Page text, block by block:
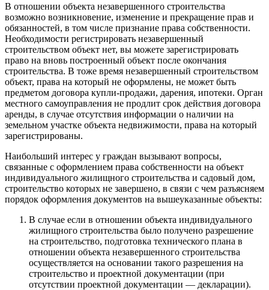
В отношении объекта незавершенного строительства
возможно возникновение, изменение и прекращение прав и
обязанностей, в том числе признание права собственности.
Необходимости регистрировать незавершенный
строительством объект нет, вы можете зарегистрировать
право на вновь построенный объект после окончания
строительства. В тоже время незавершенный строительством
объект, права на который не оформлены, не может быть
предметом договора купли-продажи, дарения, ипотеки. Орган
местного самоуправления не продлит срок действия договора
аренды, в случае отсутствия информации о наличии на
земельном участке объекта недвижимости, права на который
зарегистрированы.
Наибольший интерес у граждан вызывают вопросы,
связанные с оформлением права собственности на объект
индивидуального жилищного строительства и садовый дом,
строительство которых не завершено, в связи с чем разъясняем
порядок оформления документов на вышеуказанные объекты:
В случае если в отношении объекта индивидуального
жилищного строительства было получено разрешение
на строительство, подготовка технического плана в
отношении объекта незавершенного строительства
осуществляется на основании такого разрешения на
строительство и проектной документации (при
отсутствии проектной документации — декларации).